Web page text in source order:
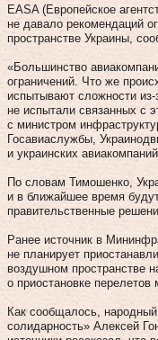
EASA (Европейское
не давало рекомендаций
пространстве Украины,
«Большинство
ограничений. Что же
испытывают сложности
не испытали связанных с
с министром
Госавиаслужбы,
и украинских
По словам Тимошенко,
и в ближайшее время
правительственные
Ранее источник в
не планирует
воздушном пространстве
о приостановке перелетов
Как сообщалось,
солидарность» Алексей